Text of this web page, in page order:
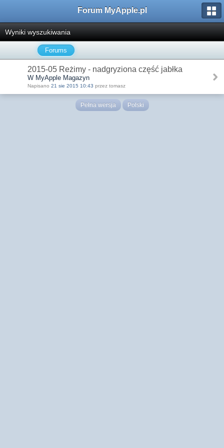
Forum MyApple.pl
Wyniki wyszukiwania
Forums
2015-05 Reżimy - nadgryziona część jabłka
W MyApple Magazyn
Napisano 21 sie 2015 10:43 przez tomasz
Pełna wersja Polski